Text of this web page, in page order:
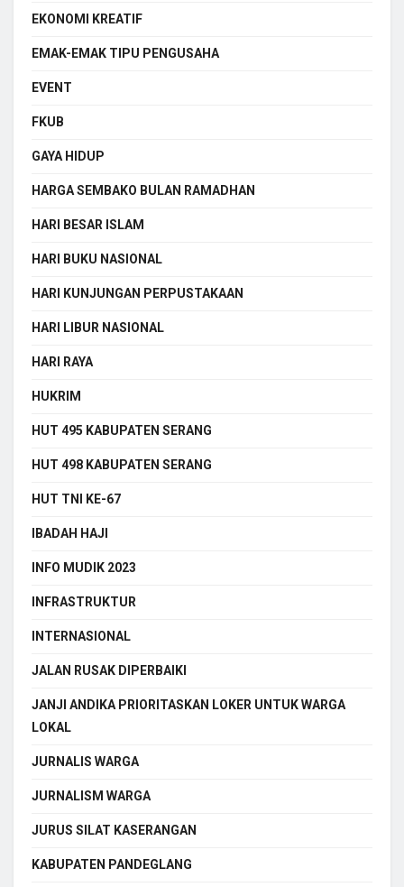
EKONOMI KREATIF
EMAK-EMAK TIPU PENGUSAHA
EVENT
FKUB
GAYA HIDUP
HARGA SEMBAKO BULAN RAMADHAN
HARI BESAR ISLAM
HARI BUKU NASIONAL
HARI KUNJUNGAN PERPUSTAKAAN
HARI LIBUR NASIONAL
HARI RAYA
HUKRIM
HUT 495 KABUPATEN SERANG
HUT 498 KABUPATEN SERANG
HUT TNI KE-67
IBADAH HAJI
INFO MUDIK 2023
INFRASTRUKTUR
INTERNASIONAL
JALAN RUSAK DIPERBAIKI
JANJI ANDIKA PRIORITASKAN LOKER UNTUK WARGA
LOKAL
JURNALIS WARGA
JURNALISM WARGA
JURUS SILAT KASERANGAN
KABUPATEN PANDEGLANG